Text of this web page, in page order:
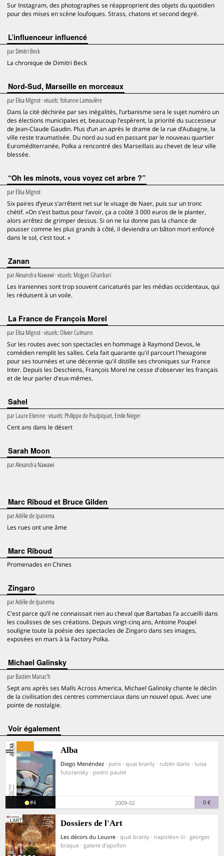
Sur Instagram, des photographes se réapproprient des objets du quotidien
pour des mises en scène loufoques. Strass, chatons et second degré.
L’influenceur influencé
parDimitri Beck
La chronique de Dimitri Beck
Nord-Sud, Marseille en morceaux
parElisa Mignot· visuels:Yohanne Lamoulère
Dans la cité déchirée par ses inégalités, l’urbanisme sera le sujet numéro un
des élections municipales et, beaucoup l’espèrent, la priorité du successeur
de Jean-Claude Gaudin. Plus d’un an après le drame de la rue d’Aubagne, la
ville reste traumatisée. Du nord au sud en passant par le nouveau quartier
Euroméditerranée, Polka a rencontré des Marseillais au chevet de leur ville
blessée.
“Oh les minots, vous voyez cet arbre ?”
parElisa Mignot
Six paires d’yeux s’arrêtent net sur le visage de Naer, puis sur un tronc
chétif. «On s’est battus pour l’avoir, ça a coûté 3 000 euros de le planter,
alors arrêtez de grimper dessus. Si on ne lui donne pas la chance de
pousser comme les plus grands à côté, il deviendra un bâton mort enfoncé
dans le sol, c’est tout. »
Zanan
parAlexandra Nawawi· visuels: Mojgan Ghanbari
Les Iraniennes sont trop souvent caricaturés par les médias occidentaux, qui
les réduisent à un voile.
La France de François Morel
parElisa Mignot· visuels:Olivier Culmann
Sur les routes avec son spectacles en hommage à Raymond Devos, le
comédien remplit les salles. Cela fait quarante qu'il parcourt l'hexagone
pour ses tournées et une décennie qu'il distille ses chroniques sur France
Inter. Depuis les Deschiens, François Morel ne cesse d'observer les français
et de leur parler d'eux-mêmes.
Sahel
parLaure Etienne· visuels: Philippe de Poulpiquet, Emile Nieger
Cent ans dans le désert
Sarah Moon
parAlexandra Nawawi
Marc Riboud et Bruce Gilden
parAdélie de Ipanema
Les rues ont une âme
Marc Riboud
Promenades en Chines
Zingaro
parAdélie de Ipanema
C’est parce qu’il ne connaissait rien au cheval que Bartabas l’a accueilli dans
les coulisses de ses créations. Depuis vingt-cinq ans, Antoine Poupel
souligne toute la poésie des spectacles de Zingaro dans ses images,
exposées en mars à la Factory Polka.
Michael Galinsky
parBastien Manac’h
Sept ans après ses Malls Across America, Michael Galinsky chante le déclin
de la civilisation des centres commerciaux dans un nouvel opus. Avec une
pointe de nostalgie.
voir également
Alba
Diego Menéndez · paris · quai branly · rubén darío · luisa
futoransky · pedro paulet
#4 2009-02 0 €
Dossiers de l'Art
Les décors du Louvre · quai branly · napoléon iii · georges
braque · galerie d’apollon